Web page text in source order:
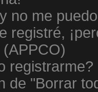
no me
registré,
registrarme?
de "Borrar